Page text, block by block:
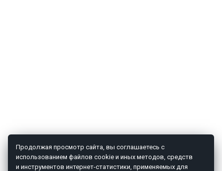
Продолжая просмотр сайта, вы соглашаетесь с
использованием файлов cookie и иных методов, средств
и инструментов интернет-статистики, применяемых для